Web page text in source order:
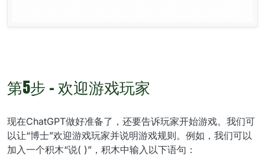
第5步 - 欢迎游戏玩家
现在ChatGPT做好准备了，还要告诉玩家开始游戏。我们可
以让“博士”欢迎游戏玩家并说明游戏规则。例如，我们可以
加入一个积木“说( )”，积木中输入以下语句：